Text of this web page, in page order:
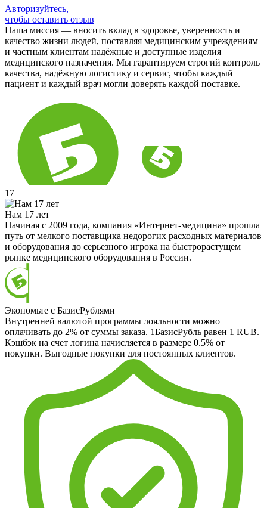
Авторизуйтесь,
чтобы оставить отзыв
Наша миссия — вносить вклад в здоровье, уверенность и
качество жизни людей, поставляя медицинским учреждениям
и частным клиентам надёжные и доступные изделия
медицинского назначения. Мы гарантируем строгий контроль
качества, надёжную логистику и сервис, чтобы каждый
пациент и каждый врач могли доверять каждой поставке.
17
Нам 17 лет
Начиная с 2009 года, компания «Интернет-медицина» прошла
путь от мелкого поставщика недорогих расходных материалов
и оборудования до серьезного игрока на быстрорастущем
рынке медицинского оборудования в России.
Экономьте с БазисРублями
Внутренней валютой программы лояльности можно
оплачивать до 2% от суммы заказа. 1БазисРубль равен 1 RUB.
Кэшбэк на счет логина начисляется в размере 0.5% от
покупки. Выгодные покупки для постоянных клиентов.